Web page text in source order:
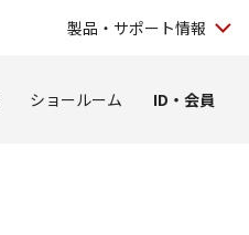
製品・サポート情報
ショールーム ID・会員